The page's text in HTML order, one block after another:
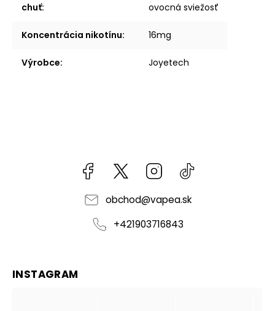
chuť: ovocná sviežosť
Koncentrácia nikotínu: 16mg
Výrobce: Joyetech
Facebook kzifcak85131Instagram
obchod@vapea.sk
+421903716843
INSTAGRAM